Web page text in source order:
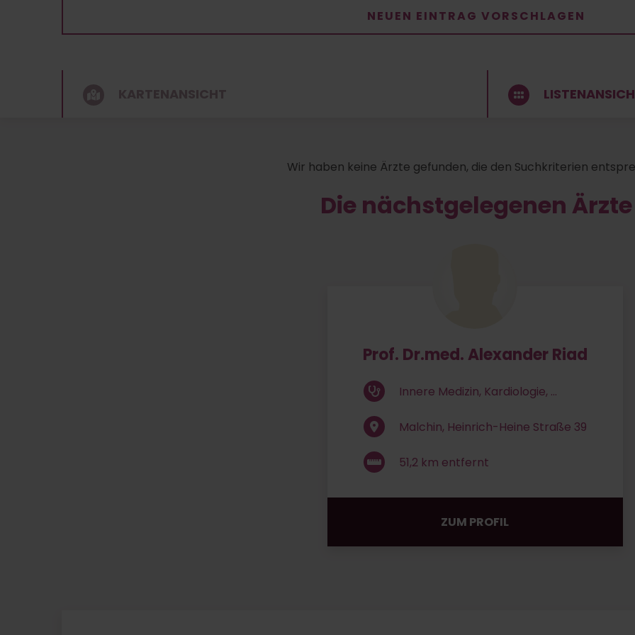
NEUEN EINTRAG VORSCHLAGEN
KARTENANSICHT
Wir haben keine Ärzte gefunden, die den Suchkriterien
Die nächstgelegenen Ärzte
Prof. Dr.med. Alexander Riad
Innere Medizin, Kardiologie, ...
Malchin, Heinrich-Heine Straße 39
51,2km entfernt
ZUM PROFIL